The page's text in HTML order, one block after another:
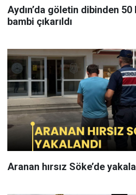
Aydın’da göletin dibinden 50
bambi çıkarıldı
Aranan hırsız Söke’de